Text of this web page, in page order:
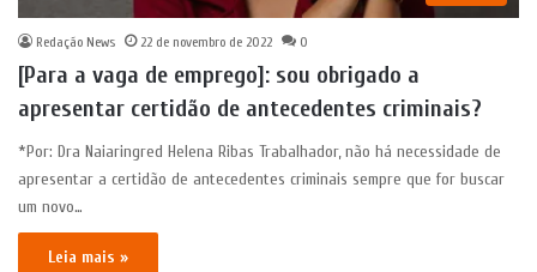
Redação News 22 de novembro de 2022 0
[Para a vaga de emprego]: sou obrigado a
apresentar certidão de antecedentes criminais?
*Por: Dra Naiaringred Helena Ribas Trabalhador, não há necessidade de
apresentar a certidão de antecedentes criminais sempre que for buscar
um novo…
Leia mais »